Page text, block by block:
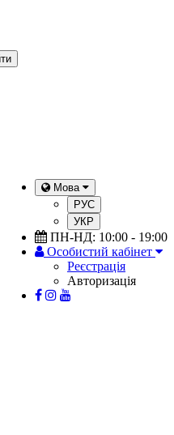
Мова
РУС
УКР
ПН-НД: 10:00 - 19:00
Особистий кабінет
Реєстрація
Авторизація